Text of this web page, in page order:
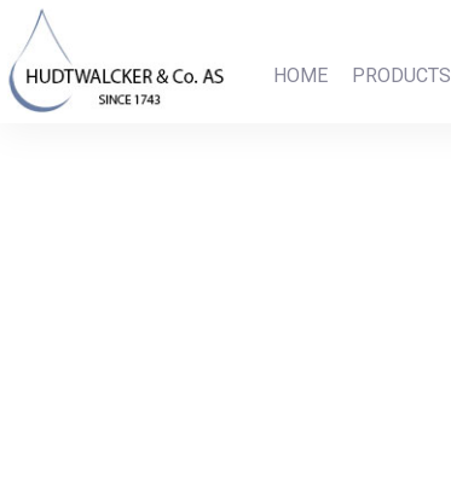
HOME PRODUCTS